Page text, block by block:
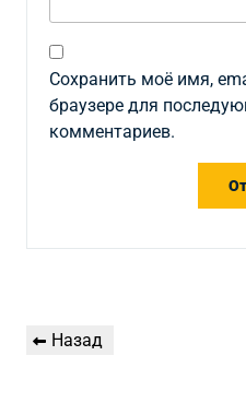
Сохранить моё имя,
браузере для
комментариев.
по
Предыдущая
Назад